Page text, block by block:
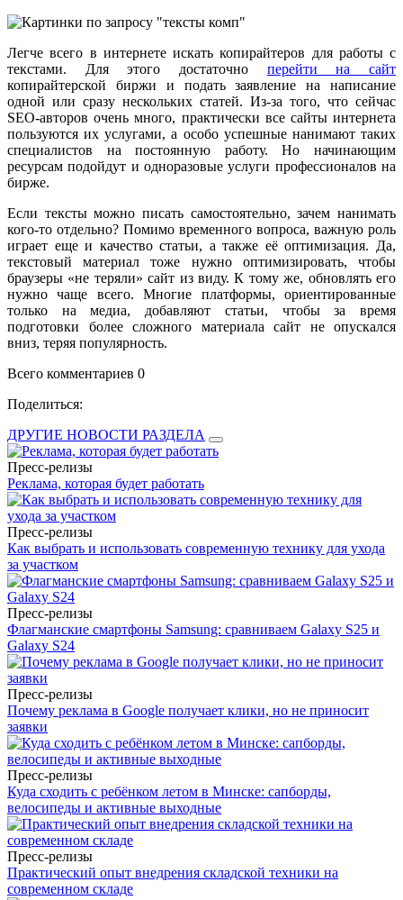
Легче всего в интернете искать копирайтеров для работы с
текстами. Для этого достаточно перейти на сайт
копирайтерской биржи и подать заявление на написание
одной или сразу нескольких статей. Из-за того, что сейчас
SEO-авторов очень много, практически все сайты интернета
пользуются их услугами, а особо успешные нанимают таких
специалистов на постоянную работу. Но начинающим
ресурсам подойдут и одноразовые услуги профессионалов на
бирже.
Если тексты можно писать самостоятельно, зачем нанимать
кого-то отдельно? Помимо временного вопроса, важную роль
играет еще и качество статьи, а также её оптимизация. Да,
текстовый материал тоже нужно оптимизировать, чтобы
браузеры «не теряли» сайт из виду. К тому же, обновлять его
нужно чаще всего. Многие платформы, ориентированные
только на медиа, добавляют статьи, чтобы за время
подготовки более сложного материала сайт не опускался
вниз, теряя популярность.
Всего комментариев 0
Поделиться:
ДРУГИЕ НОВОСТИ РАЗДЕЛА
Пресс-релизы
Реклама, которая будет работать
Пресс-релизы
Как выбрать и использовать современную технику для ухода
за участком
Пресс-релизы
Флагманские смартфоны Samsung: сравниваем Galaxy S25 и
Galaxy S24
Пресс-релизы
Почему реклама в Google получает клики, но не приносит
заявки
Пресс-релизы
Куда сходить с ребёнком летом в Минске: сапборды,
велосипеды и активные выходные
Пресс-релизы
Практический опыт внедрения складской техники на
современном складе